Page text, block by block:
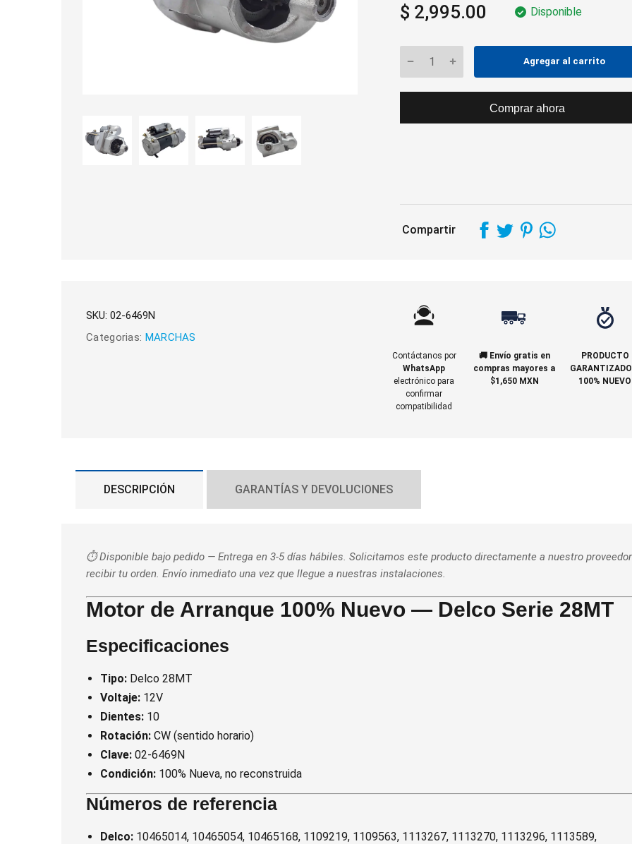
$ 2,995.00 Disponible
Agregar al carrito
Comprar ahora
Compartir
SKU: 02-6469N
Categorias: MARCHAS
Contáctanos por
WhatsApp
electrónico para
confirmar
compatibilidad
🚚 Envío gratis en
compras mayores a
$1,650 MXN
PRODUCTO
100% NUEVO
DESCRIPCIÓN GARANTÍAS Y DEVOLUCIONES
⏱️ Disponible bajo pedido — Entrega en 3-5 días hábiles. Solicitamos este producto directamente a nuestro
recibir tu orden. Envío inmediato una vez que llegue a nuestras instalaciones.
Motor de Arranque 100% Nuevo — Delco Serie 28MT
Especificaciones
Tipo: Delco 28MT
Voltaje: 12V
Dientes: 10
Rotación: CW (sentido horario)
Clave: 02-6469N
Condición: 100% Nueva, no reconstruida
Números de referencia
Delco: 10465014, 10465054, 10465168, 1109219, 1109563, 1113267, 1113270, 1113296, 1113589,